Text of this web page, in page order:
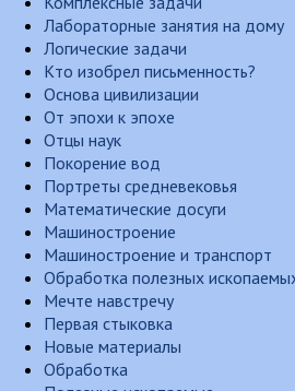
Лабораторные занятия на дому
Логические задачи
Кто изобрел письменность?
Основа цивилизации
От эпохи к эпохе
Отцы наук
Покорение вод
Портреты средневековья
Математические досуги
Машиностроение
Машиностроение и транспорт
Обработка полезных
Мечте навстречу
Первая стыковка
Новые материалы
Обработка